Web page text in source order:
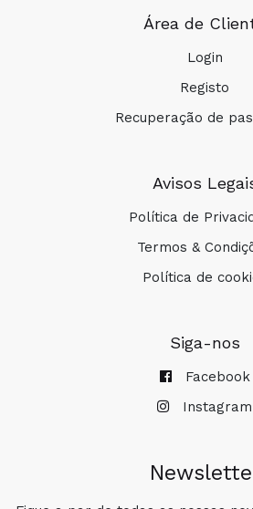
Área de
Login
Registo
Recuperação de
Avisos
Política de
Termos &
Política de
Siga-nos
Facebook
Instagram